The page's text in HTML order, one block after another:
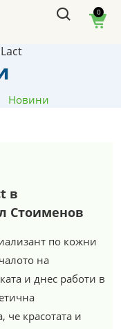
0
Новини
в
Стоименов
по кожни
на
и днес работи в
че красотата и